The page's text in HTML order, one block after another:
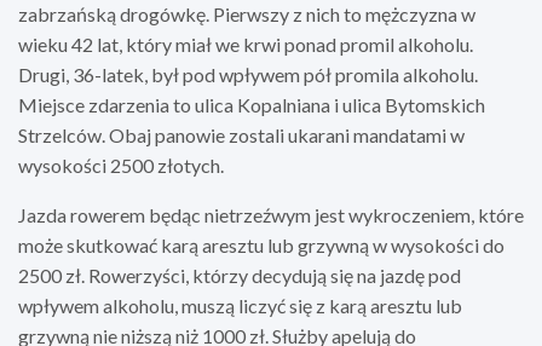
zabrzańską drogówkę. Pierwszy z nich to mężczyzna w
wieku 42 lat, który miał we krwi ponad promil alkoholu.
Drugi, 36-latek, był pod wpływem pół promila alkoholu.
Miejsce zdarzenia to ulica Kopalniana i ulica Bytomskich
Strzelców. Obaj panowie zostali ukarani mandatami w
wysokości 2500 złotych.
Jazda rowerem będąc nietrzeźwym jest wykroczeniem, które
może skutkować karą aresztu lub grzywną w wysokości do
2500 zł. Rowerzyści, którzy decydują się na jazdę pod
wpływem alkoholu, muszą liczyć się z karą aresztu lub
grzywną nie niższą niż 1000 zł. Służby apelują do